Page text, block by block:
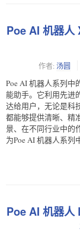
Poe AI 机器人
作者: 汤圆
Poe AI 机器人系列
能助手。它利用先进
达给用户，无论是科
都能够提供清晰、精
景、在不同行业中的
为Poe AI 机器人系列
Poe AI 机器人